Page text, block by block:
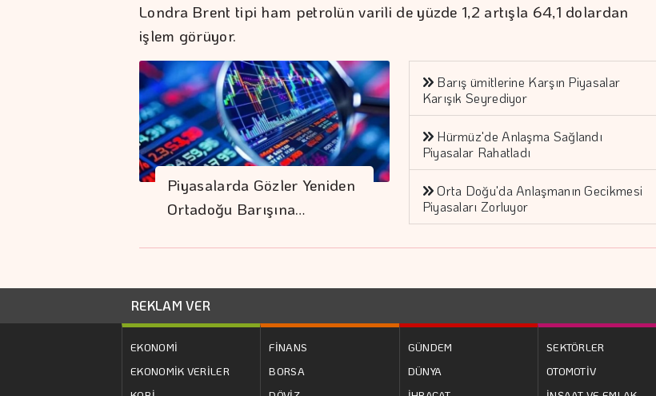
Londra Brent tipi ham petrolün varili de yüzde 1,2 artışla 64,1 dolardan
işlem görüyor.
Piyasalarda Gözler Yeniden
Ortadoğu Barışına…
Barış ümitlerine Karşın Piyasalar
Karışık Seyrediyor
Hürmüz'de Anlaşma Sağlandı
Piyasalar Rahatladı
Orta Doğu'da Anlaşmanın Gecikmesi
Piyasaları Zorluyor
REKLAM VER
EKONOMİ
EKONOMİK VERİLER
FİNANS
BORSA
GÜNDEM
DÜNYA
SEKTÖRLER
OTOMOTİV